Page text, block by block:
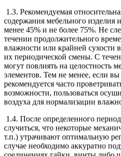
1.3. Рекомендуемая
содержания мебельного изделия
менее 45% и не более 75%. Не
течении продолжительного
влажности или крайней сухости
их периодической смены. С
могут повлиять на целостность
элементов. Тем не менее, если вы
рекомендуется часто
возможности, пользоваться
воздуха для нормализации
1.4. После определенного
случиться, что некоторые
т.п.) утрачивают оптимальную
случае необходимо аккуратно